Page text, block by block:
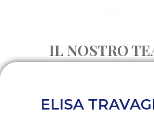
IL NOSTRO
ELISA